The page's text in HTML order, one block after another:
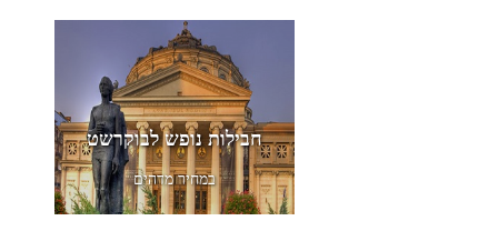
חבילות נופש לבוקרשט
במחיר מדהים